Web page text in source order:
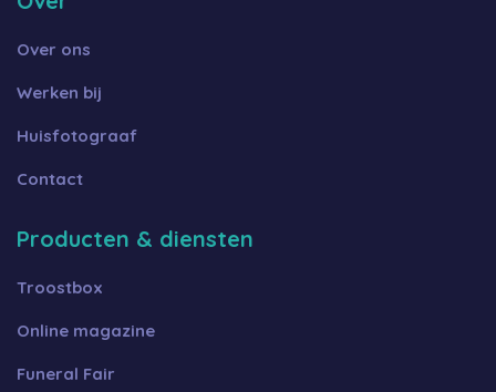
Over ons
Werken bij
Huisfotograaf
Contact
Producten & diensten
Troostbox
Online magazine
Funeral Fair